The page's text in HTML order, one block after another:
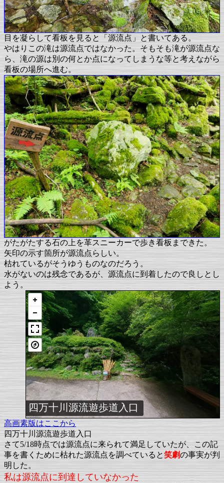
目を凝らして看板を見ると「源流点」と書いてある。
やはりこの滝は源流点ではなかった。そもそも滝が源流点な
ら、滝の源は別の何とか点になってしまうな等と考えながら
看板の場所へ進む。
がたがたする石の上を革スニーカーで歩き看板まできた。
矢印の示す箇所が源流点らしい。
枯れているがそうゆうものなのだろう。
水がないのは残念であるが、源流点に到着したので良しとし
よう。
四万十川源流遊歩道入口
高画素版はここから
四万十川源流遊歩道入口
さて5/18時点では源流点に来られて満足していたが、この記
事を書くために枯れた源流点を調べていると笑劇の事実が判
明した。
私は源流点に到達していなかった